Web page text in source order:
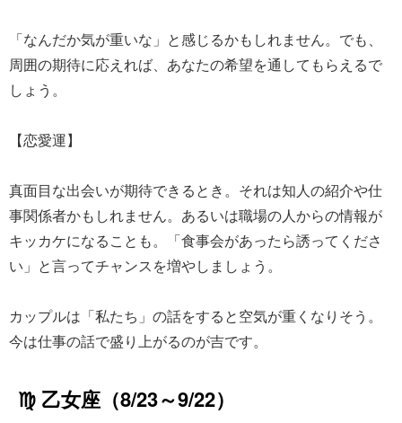
「なんだか気が重いな」と感じるかもしれません。でも、
周囲の期待に応えれば、あなたの希望を通してもらえるで
しょう。
【恋愛運】
真面目な出会いが期待できるとき。それは知人の紹介や仕
事関係者かもしれません。あるいは職場の人からの情報が
キッカケになることも。「食事会があったら誘ってくださ
い」と言ってチャンスを増やしましょう。
カップルは「私たち」の話をすると空気が重くなりそう。
今は仕事の話で盛り上がるのが吉です。
♍ 乙女座（8/23～9/22）